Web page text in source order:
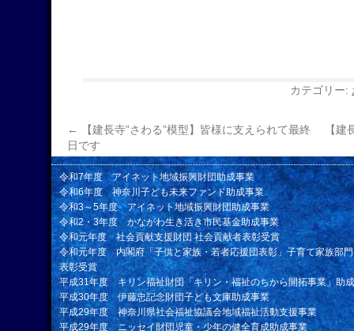
カテゴリー:
←
【建長寺”さわる”模型】皆様に支えられて最終
日です
【
令和7年度 アイネット地域振興財団助成事業
令和6年度 神奈川子ども未来ファンド助成事業
令和3～5年度 アイネット地域振興財団助成事業
令和2・3年度 かながわ生き活き市民基金助成事業
令和元年度 社会貢献支援財団 社会貢献者表彰受賞
令和元年度 内閣府「子供と家族・若者応援団表彰」子育て家族部
表彰受賞
平成31年度 キリン福祉財団「キリン・福祉のちから開拓事業」助
平成30年度 伊藤忠記念財団子ども文庫助成事業
平成29年度 神奈川県社会福祉協議会地域福祉活動支援事業
平成29年度 ニッセイ財団児童・少年の健全育成助成事業